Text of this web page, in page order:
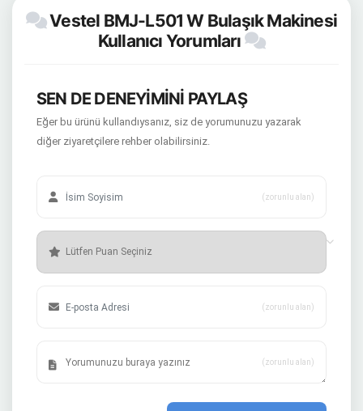
Vestel BMJ-L501 W Bulaşık Makinesi
Kullanıcı Yorumları
SEN DE DENEYİMİNİ PAYLAŞ
Eğer bu ürünü kullandıysanız, siz de yorumunuzu yazarak
diğer ziyaretçilere rehber olabilirsiniz.
(zorunlu alan)
(zorunlu alan)
(zorunlu alan)